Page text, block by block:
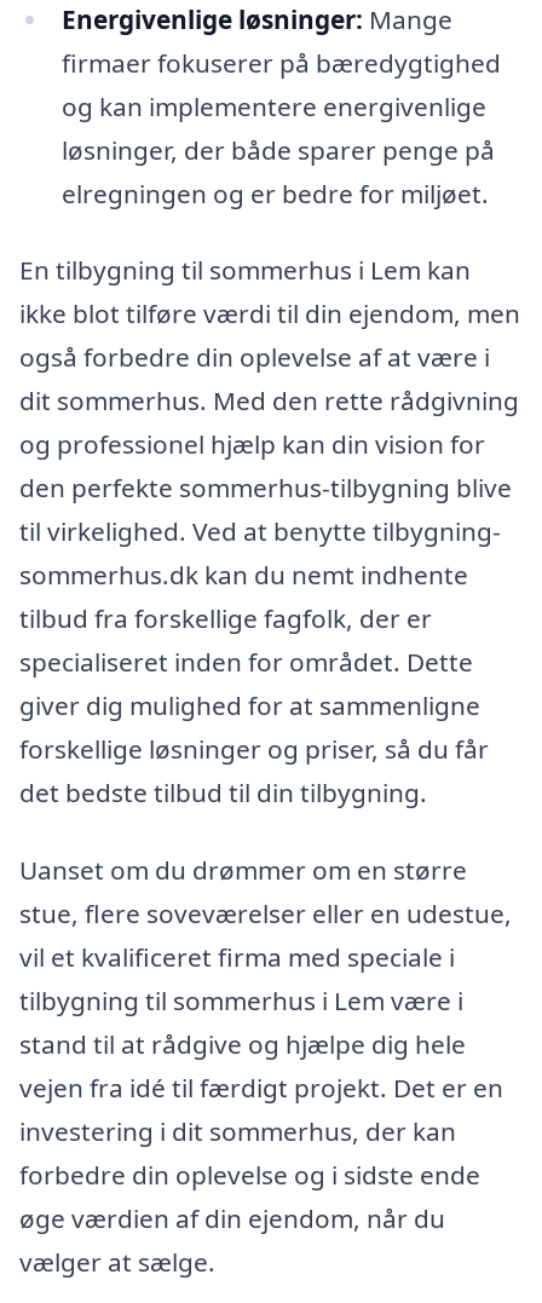
Energivenlige løsninger: Mange
firmaer fokuserer på bæredygtighed
og kan implementere energivenlige
løsninger, der både sparer penge på
elregningen og er bedre for miljøet.
En tilbygning til sommerhus i Lem kan
ikke blot tilføre værdi til din ejendom, men
også forbedre din oplevelse af at være i
dit sommerhus. Med den rette rådgivning
og professionel hjælp kan din vision for
den perfekte sommerhus-tilbygning blive
til virkelighed. Ved at benytte tilbygning-
sommerhus.dk kan du nemt indhente
tilbud fra forskellige fagfolk, der er
specialiseret inden for området. Dette
giver dig mulighed for at sammenligne
forskellige løsninger og priser, så du får
det bedste tilbud til din tilbygning.
Uanset om du drømmer om en større
stue, flere soveværelser eller en udestue,
vil et kvalificeret firma med speciale i
tilbygning til sommerhus i Lem være i
stand til at rådgive og hjælpe dig hele
vejen fra idé til færdigt projekt. Det er en
investering i dit sommerhus, der kan
forbedre din oplevelse og i sidste ende
øge værdien af din ejendom, når du
vælger at sælge.